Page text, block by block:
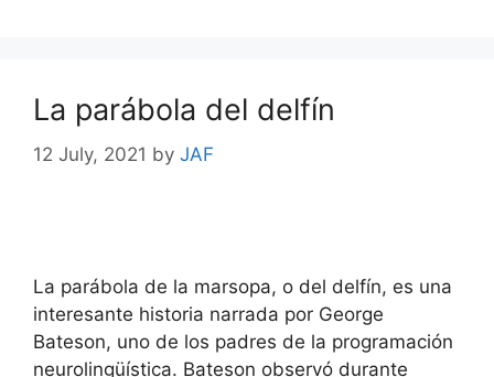
La parábola del delfín
12 July, 2021 by JAF
La parábola de la marsopa, o del delfín, es una
interesante historia narrada por George
Bateson, uno de los padres de la programación
neurolingüística. Bateson observó durante